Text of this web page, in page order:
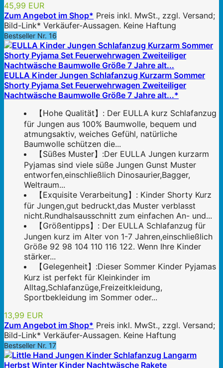
45,99 EUR
Zum Angebot im Shop* Preis inkl. MwSt., zzgl. Versand;
Bild-Link* Verkäufer-Aussagen. Keine Haftung
Bestseller Nr. 16
EULLA Kinder Jungen Schlafanzug Kurzarm Sommer
Shorty Pyjama Set Feuerwehrwagen Zweiteiliger
Nachtwäsche Baumwolle Größe 7 Jahre alt...*
【Hohe Qualität】: Der EULLA kurz Schlafanzug
für Jungen aus 100% Baumwolle, bequem und
atmungsaktiv, weiches Gefühl, natürliche
Baumwolle schützen die...
【Süßes Muster】:Der EULLA Jungen kurzarm
Pyjamas sind viele süße Jungen Gunst Muster
entworfen,einschließlich Dinosaurier,Bagger,
Weltraum...
【Exquisite Verarbeitung】: Kinder Shorty Kurz
für Jungen,gut bedruckt,das Muster verblasst
nicht.Rundhalsausschnitt zum einfachen An- und...
【Größentipps】: Der EULLA Schlafanzug für
Jungen kurz im Alter von 1-7 Jahren,einschließlich
Größe 92 98 104 110 116 122. Wenn Ihre Kinder
stärker...
【Gelegenheit】:Dieser Sommer Kinder Pyjamas
Kurz ist perfekt für Kleinkinder im
Alltag,Schlafanzüge,Freizeitkleidung,
Sportbekleidung im Sommer oder...
13,99 EUR
Zum Angebot im Shop* Preis inkl. MwSt., zzgl. Versand;
Bild-Link* Verkäufer-Aussagen. Keine Haftung
Bestseller Nr. 17